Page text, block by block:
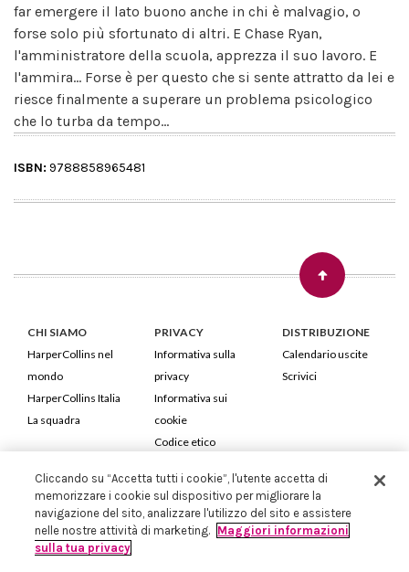
far emergere il lato buono anche in chi è malvagio, o
forse solo più sfortunato di altri. E Chase Ryan,
l'amministratore della scuola, apprezza il suo lavoro. E
l'ammira... Forse è per questo che si sente attratto da lei e
riesce finalmente a superare un problema psicologico
che lo turba da tempo...
ISBN: 9788858965481
CHI SIAMO
HarperCollins nel
mondo
HarperCollins Italia
La squadra
PRIVACY
Informativa sulla
privacy
Informativa sui
cookie
Codice etico
DISTRIBUZIONE
Calendario uscite
Scrivici
HarperCollins Italia S.p.A. Viale Monte Nero, 84 - 20135 Milano
Cod. Fiscale e P.IVA 05946780151 - Capitale Sociale 258.250 €
Iscritta in Milano al Registro delle imprese nr.198004 e REA nr.1051898
Cliccando su “Accetta tutti i cookie”, l'utente accetta di
memorizzare i cookie sul dispositivo per migliorare la
navigazione del sito, analizzare l'utilizzo del sito e assistere
nelle nostre attività di marketing. Maggiori informazioni
sulla tua privacy